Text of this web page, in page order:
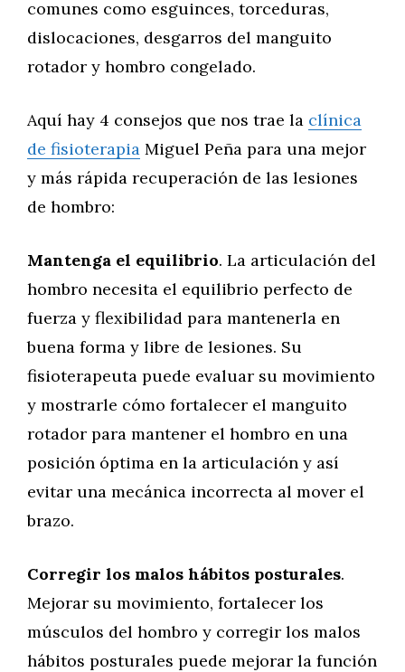
comunes como esguinces, torceduras,
dislocaciones, desgarros del manguito
rotador y hombro congelado.
Aquí hay 4 consejos que nos trae la clínica
de fisioterapia Miguel Peña para una mejor
y más rápida recuperación de las lesiones
de hombro:
Mantenga el equilibrio. La articulación del
hombro necesita el equilibrio perfecto de
fuerza y flexibilidad para mantenerla en
buena forma y libre de lesiones. Su
fisioterapeuta puede evaluar su movimiento
y mostrarle cómo fortalecer el manguito
rotador para mantener el hombro en una
posición óptima en la articulación y así
evitar una mecánica incorrecta al mover el
brazo.
Corregir los malos hábitos posturales.
Mejorar su movimiento, fortalecer los
músculos del hombro y corregir los malos
hábitos posturales puede mejorar la función